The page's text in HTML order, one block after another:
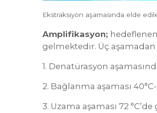
Ekstraksiyon aşamasında elde
Amplifikasyon;
gelmektedir. Üç aşamadan
1. Denatürasyon
2. Bağlanma aşaması
3. Uzama aşaması 72